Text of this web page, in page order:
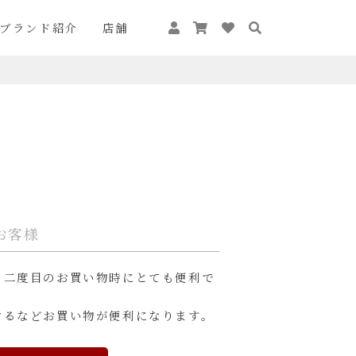
ブランド紹介 店舗
客様
度目のお買い物時にとても便利で
などお買い物が便利になります。